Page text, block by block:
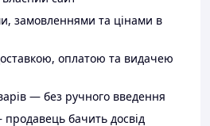
замовленнями та цінами в
доставкою, оплатою та видачею
— без ручного введення
бачить досвід